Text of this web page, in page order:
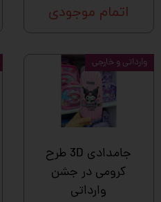
اتمام موجودی
جامدادی 3D طرح
کرومی در جشن
وارداتی
وارداتی و خارجی